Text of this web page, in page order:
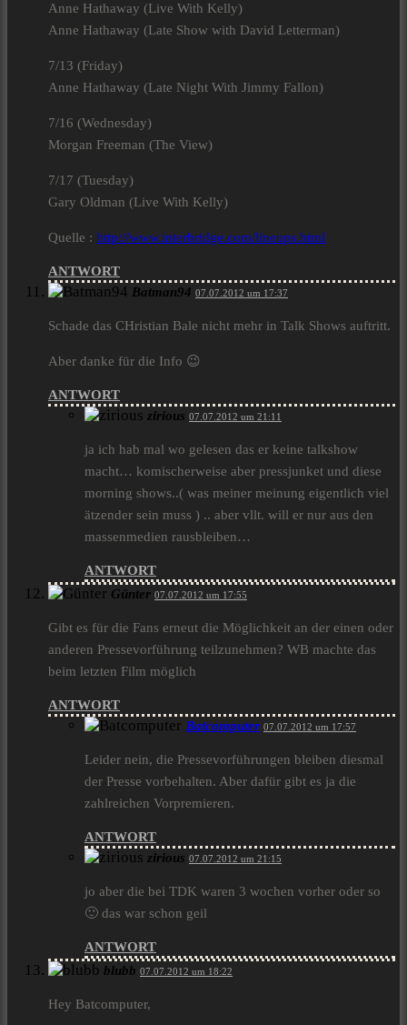
Anne Hathaway (Live With Kelly)
Anne Hathaway (Late Show with David Letterman)
7/13 (Friday)
Anne Hathaway (Late Night With Jimmy Fallon)
7/16 (Wednesday)
Morgan Freeman (The View)
7/17 (Tuesday)
Gary Oldman (Live With Kelly)
Quelle : http://www.interbridge.com/lineups.html
ANTWORT
Batman94 07.07.2012 um 17:37
Schade das CHristian Bale nicht mehr in Talk Shows auftritt.
Aber danke für die Info 😉
ANTWORT
zirious 07.07.2012 um 21:11
ja ich hab mal wo gelesen das er keine talkshow
macht… komischerweise aber pressjunket und diese
morning shows..( was meiner meinung eigentlich viel
ätzender sein muss ) .. aber vllt. will er nur aus den
massenmedien rausbleiben…
ANTWORT
Günter 07.07.2012 um 17:55
Gibt es für die Fans erneut die Möglichkeit an der einen oder
anderen Pressevorführung teilzunehmen? WB machte das
beim letzten Film möglich
ANTWORT
Batcomputer 07.07.2012 um 17:57
Leider nein, die Pressevorführungen bleiben diesmal
der Presse vorbehalten. Aber dafür gibt es ja die
zahlreichen Vorpremieren.
ANTWORT
zirious 07.07.2012 um 21:15
jo aber die bei TDK waren 3 wochen vorher oder so
🙂 das war schon geil
ANTWORT
blubb 07.07.2012 um 18:22
Hey Batcomputer,